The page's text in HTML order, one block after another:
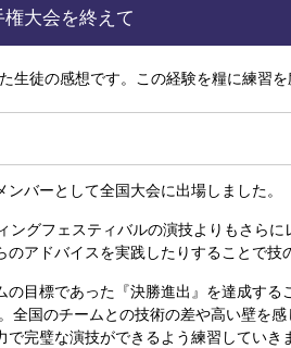
権大会を終えて
生徒の感想です。この経験を糧に練習を
バーとして全国大会に出場しました。
グフェスティバルの演技よりもさら
アドバイスを実践したりすることで技
目標であった『決勝進出』を達成す
全国のチームとの技術の差や高い壁を
完璧な演技ができるよう練習していき